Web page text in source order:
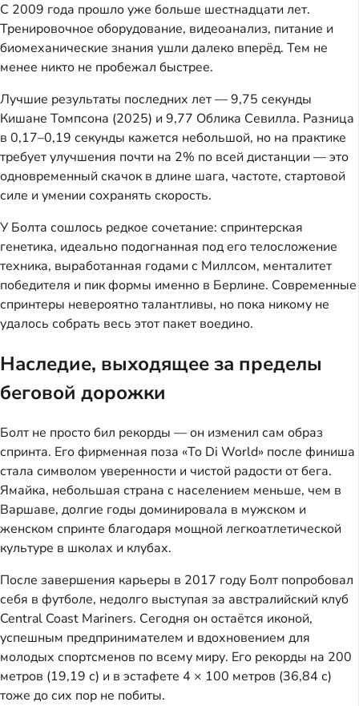
С 2009 года прошло уже больше шестнадцати лет.
Тренировочное оборудование, видеоанализ, питание и
биомеханические знания ушли далеко вперёд. Тем не
менее никто не пробежал быстрее.
Лучшие результаты последних лет — 9,75 секунды
Кишане Томпсона (2025) и 9,77 Облика Севилла. Разница
в 0,17–0,19 секунды кажется небольшой, но на практике
требует улучшения почти на 2% по всей дистанции — это
одновременный скачок в длине шага, частоте, стартовой
силе и умении сохранять скорость.
У Болта сошлось редкое сочетание: спринтерская
генетика, идеально подогнанная под его телосложение
техника, выработанная годами с Миллсом, менталитет
победителя и пик формы именно в Берлине. Современные
спринтеры невероятно талантливы, но пока никому не
удалось собрать весь этот пакет воедино.
Наследие, выходящее за пределы
беговой дорожки
Болт не просто бил рекорды — он изменил сам образ
спринта. Его фирменная поза «To Di World» после финиша
стала символом уверенности и чистой радости от бега.
Ямайка, небольшая страна с населением меньше, чем в
Варшаве, долгие годы доминировала в мужском и
женском спринте благодаря мощной легкоатлетической
культуре в школах и клубах.
После завершения карьеры в 2017 году Болт попробовал
себя в футболе, недолго выступая за австралийский клуб
Central Coast Mariners. Сегодня он остаётся иконой,
успешным предпринимателем и вдохновением для
молодых спортсменов по всему миру. Его рекорды на 200
метров (19,19 с) и в эстафете 4 × 100 метров (36,84 с)
тоже до сих пор не побиты.